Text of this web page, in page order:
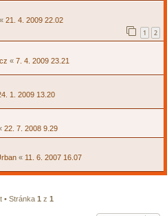
« 21. 4. 2009 22.02
1 2
« 7. 4. 2009 23.21
1. 2009 13.20
22. 7. 2008 9.29
« 11. 6. 2007 16.07
• Stránka 1 z 1